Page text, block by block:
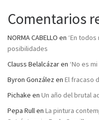
Comentarios
NORMA CABELLO en ‘En
posibilidades
Clauss Belalcázaren ‘No es
Byron González en El fracaso
Pichake en Un año del brutal
Pepa Rull en La pintura